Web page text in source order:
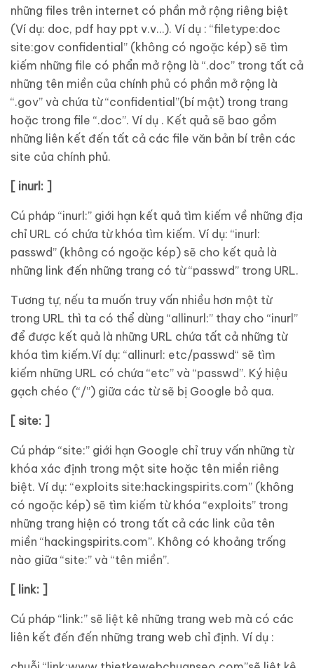
những files trên internet có phần mở rộng riêng biệt
(Ví dụ: doc, pdf hay ppt v.v…). Ví dụ : “filetype:doc
site:gov confidential” (không có ngoặc kép) sẽ tìm
kiếm những file có phẩn mở rộng là “.doc” trong tất cả
những tên miền của chính phủ có phần mở rộng là
“.gov” và chứa từ “confidential”(bí mật) trong trang
hoặc trong file “.doc”. Ví dụ . Kết quả sẽ bao gồm
những liên kết đến tất cả các file văn bản bí trên các
site của chính phủ.
[ inurl: ]
Cú pháp “inurl:” giới hạn kết quả tìm kiếm về những địa
chỉ URL có chứa từ khóa tìm kiếm. Ví dụ: “inurl:
passwd” (không có ngoặc kép) sẽ cho kết quả là
những link đến những trang có từ “passwd” trong URL.
Tương tự, nếu ta muốn truy vấn nhiều hơn một từ
trong URL thì ta có thể dùng “allinurl:” thay cho “inurl”
để được kết quả là những URL chứa tất cả những từ
khóa tìm kiếm.Ví dụ: “allinurl: etc/passwd“ sẽ tìm
kiếm những URL có chứa “etc” và “passwd”. Ký hiệu
gạch chéo (“/”) giữa các từ sẽ bị Google bỏ qua.
[ site: ]
Cú pháp “site:” giới hạn Google chỉ truy vấn những từ
khóa xác định trong một site hoặc tên miền riêng
biệt. Ví dụ: “exploits site:hackingspirits.com” (không
có ngoặc kép) sẽ tìm kiếm từ khóa “exploits” trong
những trang hiện có trong tất cả các link của tên
miền “hackingspirits.com”. Không có khoảng trống
nào giữa “site:” và “tên miền”.
[ link: ]
Cú pháp “link:” sẽ liệt kê những trang web mà có các
liên kết đến đến những trang web chỉ định. Ví dụ :